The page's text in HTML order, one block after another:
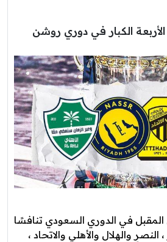
الكبار في دوري روشن
في الدوري السعودي تنافسًا
النصر والهلال والأهلي والاتحاد ،